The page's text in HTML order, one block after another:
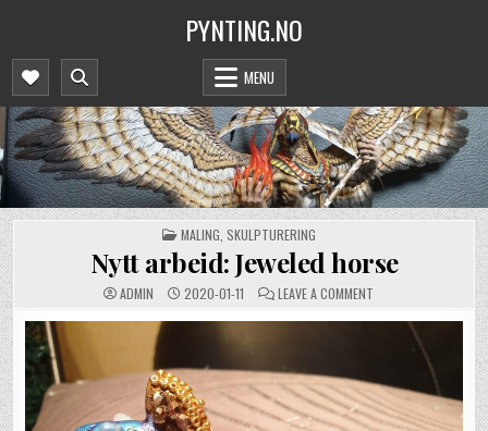
PYNTING.NO
MENU
POSTED
IN
MALING SKULPTURERING
Nytt arbeid: Jeweled horse
ADMIN 2020-01-11 LEAVE A COMMENT
ARBEID:
JEWELED